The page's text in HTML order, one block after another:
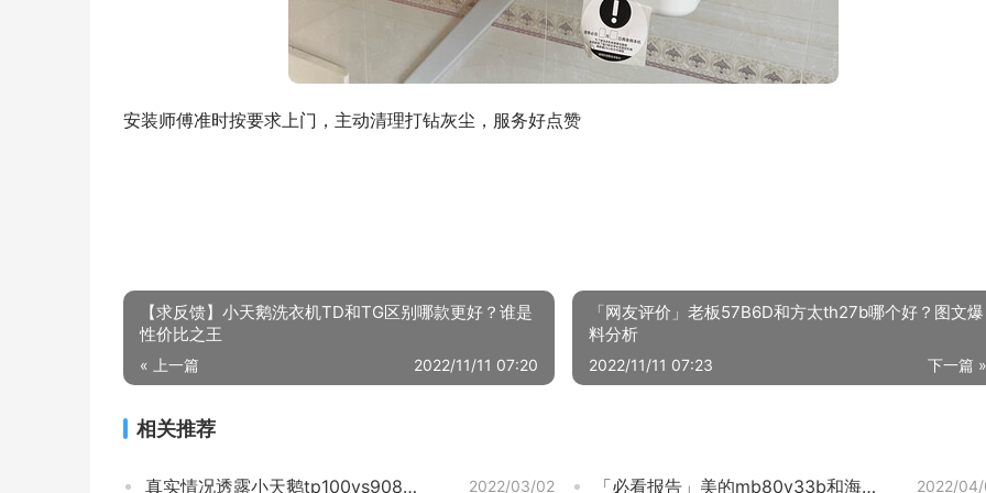
安装师傅准时按要求上门，主动清理打钻灰尘，服务好点赞
【求反馈】小天鹅洗衣机TD和TG区别哪款更好？谁是
性价比之王
« 上一篇 2022/11/11 07:20
「网友评价」老板57B6D和方太th27b哪个好？图文爆
料分析
下一篇 »
2022/11/11 07:23
相关推荐
2022/03/02
真实情况透露小天鹅tp100vs908怎么样？评测质量好吗 2022/
「必看报告」美的mb80v33b和海尔b80m957那个好？良心点评配置区别